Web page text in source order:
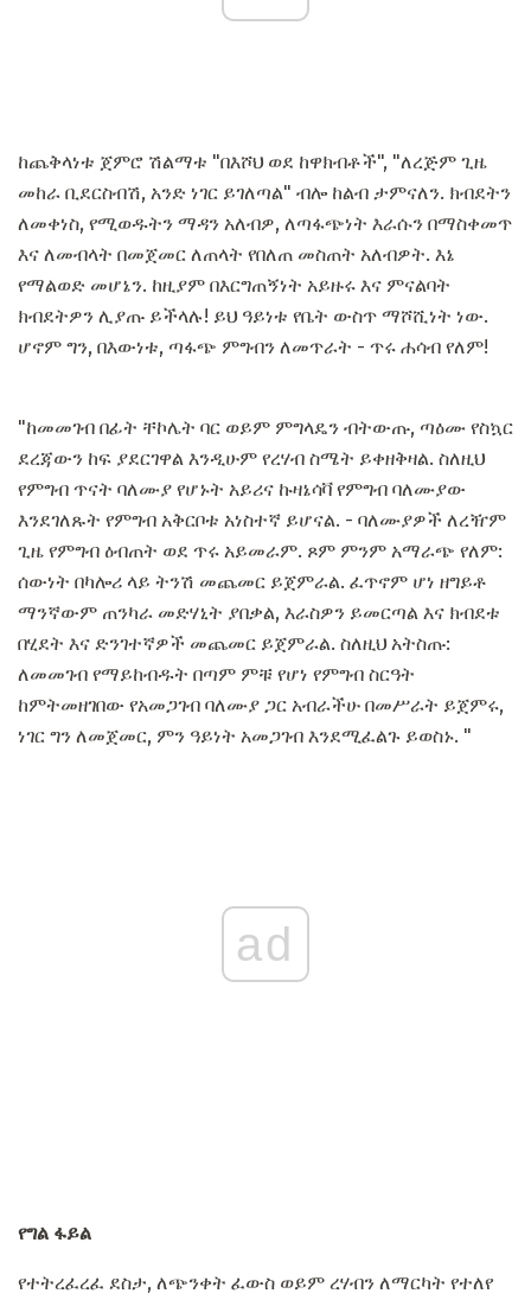
ከጨቅላነቱ ጀምሮ ሽልማቱ "በእሾህ ወደ ከዋክብቶች", "ለረጅም ጊዜ
መከራ ቢደርስብሽ, አንድ ነገር ይገለጣል" ብሎ ከልብ ታምናለን. ክብደትን
ለመቀነስ, የሚወዱትን ማዳን አለብዎ, ለጣፋጭነት እራሱን በማስቀመጥ
እና ለመብላት በመጀመር ለጠላት የበለጠ መስጠት አለብዎት. እኔ
የማልወድ መሆኔን. ከዚያም በእርግጠኝነት አይዙሩ እና ምናልባት
ክብደትዎን ሊያጡ ይችላሉ! ይህ ዓይነቱ የቤት ውስጥ ማሾሺነት ነው.
ሆኖም ግን, በእውነቱ, ጣፋጭ ምግብን ለመጥራት - ጥሩ ሐሳብ የለም!
"ከመመገብ በፊት ቸኮሌት ባር ወይም ምግላዴን ብትውጡ, ጣዕሙ የስኳር
ደረጃውን ከፍ ያደርገዋል እንዲሁም የረሃብ ስሜት ይቀዘቅዛል. ስለዚህ
የምግብ ጥናት ባለሙያ የሆኑት አይሪና ኩዛኔሳቫ የምግብ ባለሙያው
እንደገለጹት የምግብ አቅርቦቱ አነስተኛ ይሆናል. - ባለሙያዎች ለረዥም
ጊዜ የምግብ ዕብጠት ወደ ጥሩ አይመራም. ጾም ምንም አማራጭ የለም:
ሰውነት በካሎሪ ላይ ትንሽ መጨመር ይጀምራል. ፈጥኖም ሆነ ዘግይቶ
ማንኛውም ጠንካራ መድሃኒት ያበቃል, እራስዎን ይመርጣል እና ክብደቱ
በሂደት እና ድንገተኛዎች መጨመር ይጀምራል. ስለዚህ አትስጡ:
ለመመገብ የማይከብዱት በጣም ምቹ የሆነ የምግብ ስርዓት
ከምትመዘገበው የአመጋገብ ባለሙያ ጋር አብራችሁ በመሥራት ይጀምሩ,
ነገር ግን ለመጀመር, ምን ዓይነት አመጋገብ እንደሚፈልጉ ይወስኑ. "
ad
የግል ፋይል
የተትረፈረፈ ደስታ, ለጭንቀት ፈውስ ወይም ረሃብን ለማርካት የተለየ